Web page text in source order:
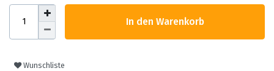
In den Warenkorb
Wunschliste